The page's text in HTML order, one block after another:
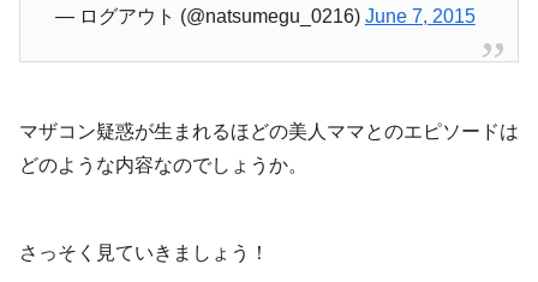
— ログアウト (@natsumegu_0216) June 7, 2015
マザコン疑惑が生まれるほどの美人ママとのエピソードは
どのような内容なのでしょうか。
さっそく見ていきましょう！